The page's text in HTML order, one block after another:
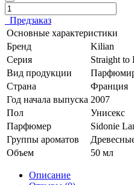
Предзаказ
Основные характеристики
Бренд
Kilian
Серия
Straight to
Вид продукции
Страна
Франция
Год начала выпуска 2007
Пол
Унисекс
Парфюмер
Sidonie
Группы ароматов
Объем
50 мл
Описание